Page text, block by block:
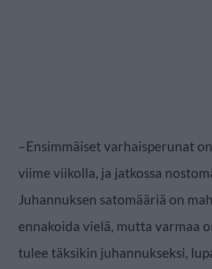
–Ensimmäiset varhaisperunat
viime viikolla, ja jatkossa
Juhannuksen satomääriä on
ennakoida vielä, mutta varmaa
tulee täksikin juhannukseksi,